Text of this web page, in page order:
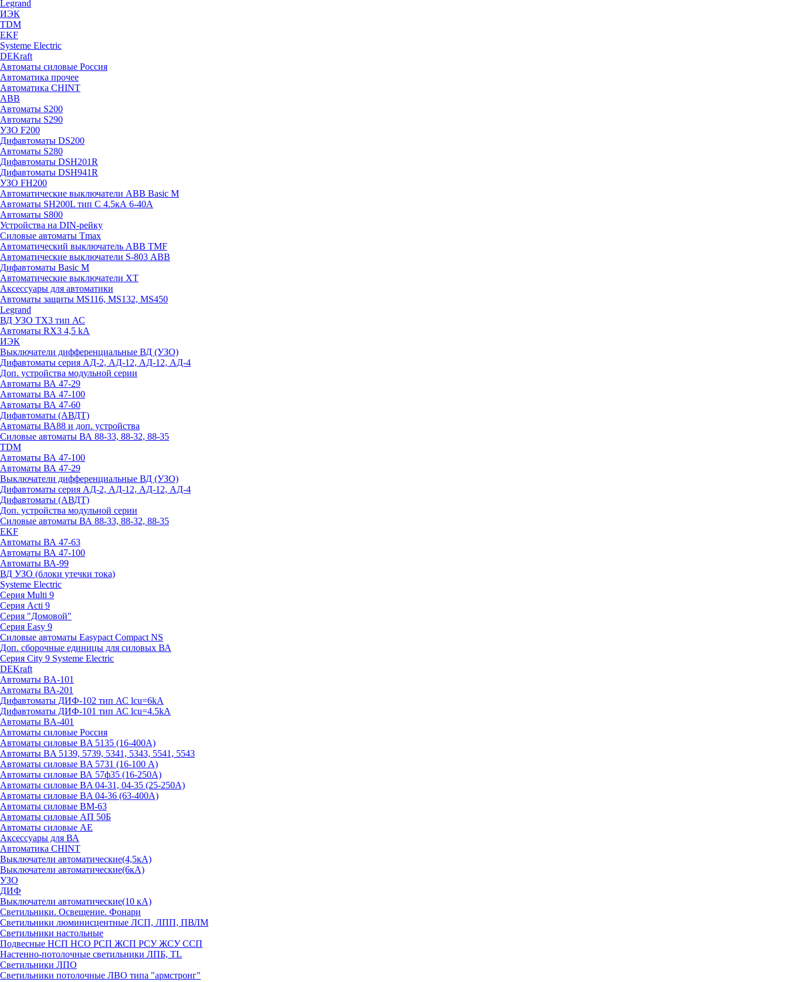
Legrand
ИЭК
TDM
EKF
Systeme Electric
DEKraft
Автоматы силовые Россия
Автоматика прочее
Автоматика CHINT
ABB
Автоматы S200
Автоматы S290
УЗО F200
Дифавтоматы DS200
Автоматы S280
Дифавтоматы DSH201R
Дифавтоматы DSH941R
УЗО FH200
Автоматические выключатели ABB Basic M
Автоматы SH200L тип С 4.5кА 6-40А
Автоматы S800
Устройства на DIN-рейку
Силовые автоматы Tmax
Автоматический выключатель ABB TMF
Автоматические выключатели S-803 АВВ
Дифавтоматы Basic M
Автоматические выключатели XT
Аксессуары для автоматики
Автоматы защиты MS116, MS132, MS450
Legrand
ВД УЗО TX3 тип АС
Автоматы RX3 4,5 kA
ИЭК
Выключатели дифференциальные ВД (УЗО)
Дифавтоматы серия АД-2, АД-12, АД-12, АД-4
Доп. устройства модульной серии
Автоматы ВА 47-29
Автоматы ВА 47-100
Автоматы ВА 47-60
Дифавтоматы (АВДТ)
Автоматы ВА88 и доп. устройства
Силовые автоматы ВА 88-33, 88-32, 88-35
TDM
Автоматы ВА 47-100
Автоматы ВА 47-29
Выключатели дифференциальные ВД (УЗО)
Дифавтоматы серия АД-2, АД-12, АД-12, АД-4
Дифавтоматы (АВДТ)
Доп. устройства модульной серии
Силовые автоматы ВА 88-33, 88-32, 88-35
EKF
Автоматы ВА 47-63
Автоматы ВА 47-100
Автоматы ВА-99
ВД УЗО (блоки утечки тока)
Systeme Electric
Серия Multi 9
Серия Acti 9
Серия "Домовой"
Серия Easy 9
Силовые автоматы Easypact Compact NS
Доп. сборочные единицы для силовых ВА
Серия City 9 Systeme Electric
DEKraft
Автоматы BA-101
Автоматы ВА-201
Дифавтоматы ДИФ-102 тип АС lcu=6kA
Дифавтоматы ДИФ-101 тип АС lcu=4.5kA
Автоматы BA-401
Автоматы силовые Россия
Автоматы силовые BA 5135 (16-400А)
Автоматы BA 5139, 5739, 5341, 5343, 5541, 5543
Автоматы силовые BA 5731 (16-100 А)
Автоматы силовые ВА 57ф35 (16-250А)
Автоматы силовые BA 04-31, 04-35 (25-250А)
Автоматы силовые BA 04-36 (63-400А)
Автоматы силовые ВМ-63
Автоматы силовые АП 50Б
Автоматы силовые АЕ
Аксессуары для ВА
Автоматика CHINT
Выключатели автоматические(4,5кА)
Выключатели автоматические(6кА)
УЗО
ДИФ
Выключатели автоматические(10 кА)
Светильники. Освещение. Фонари
Светильники люминисцентные ЛСП, ЛПП, ПВЛМ
Светильники настольные
Подвесные НСП НСО РСП ЖСП РСУ ЖСУ ССП
Настенно-потолочные светильники ЛПБ, TL
Светильники ЛПО
Светильники потолочные ЛВО типа "армстронг"